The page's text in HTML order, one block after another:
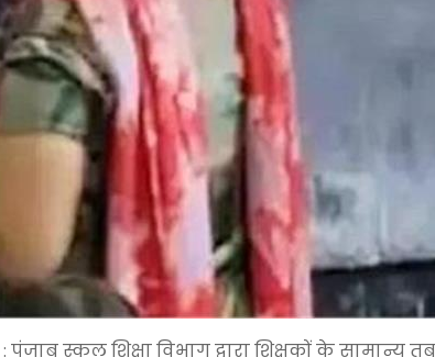
: पंजाब स्कूल शिक्षा विभाग द्वारा शिक्षकों के